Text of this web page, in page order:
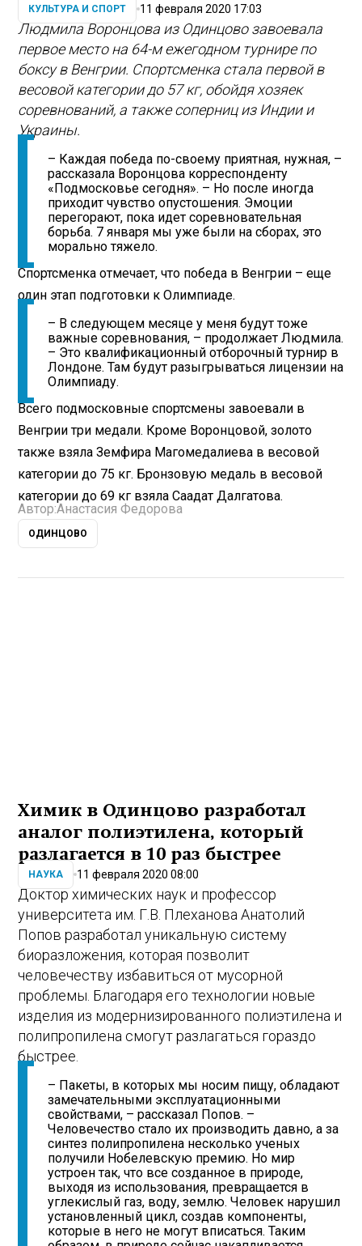
КУЛЬТУРА И СПОРТ 11 февраля 2020 17:03
Людмила Воронцова из Одинцово завоевала
первое место на 64-м ежегодном турнире по
боксу в Венгрии. Спортсменка стала первой в
весовой категории до 57 кг, обойдя хозяек
соревнований, а также соперниц из Индии и
Украины.
– Каждая победа по-своему приятная, нужная, –
рассказала Воронцова корреспонденту
«Подмосковье сегодня». – Но после иногда
приходит чувство опустошения. Эмоции
перегорают, пока идет соревновательная
борьба. 7 января мы уже были на сборах, это
морально тяжело.
Спортсменка отмечает, что победа в Венгрии – еще
один этап подготовки к Олимпиаде.
– В следующем месяце у меня будут тоже
важные соревнования, – продолжает Людмила.
– Это квалификационный отборочный турнир в
Лондоне. Там будут разыгрываться лицензии на
Олимпиаду.
Всего подмосковные спортсмены завоевали в
Венгрии три медали. Кроме Воронцовой, золото
также взяла Земфира Магомедалиева в весовой
категории до 75 кг. Бронзовую медаль в весовой
категории до 69 кг взяла Саадат Далгатова.
Автор:Анастасия Федорова
ОДИНЦОВО
Химик в Одинцово разработал
аналог полиэтилена, который
разлагается в 10 раз быстрее
НАУКА 11 февраля 2020 08:00
Доктор химических наук и профессор
университета им. Г.В. Плеханова Анатолий
Попов разработал уникальную систему
биоразложения, которая позволит
человечеству избавиться от мусорной
проблемы. Благодаря его технологии новые
изделия из модернизированного полиэтилена и
полипропилена смогут разлагаться гораздо
быстрее.
– Пакеты, в которых мы носим пищу, обладают
замечательными эксплуатационными
свойствами, – рассказал Попов. –
Человечество стало их производить давно, а за
синтез полипропилена несколько ученых
получили Нобелевскую премию. Но мир
устроен так, что все созданное в природе,
выходя из использования, превращается в
углекислый газ, воду, землю. Человек нарушил
установленный цикл, создав компоненты,
которые в него не могут вписаться. Таким